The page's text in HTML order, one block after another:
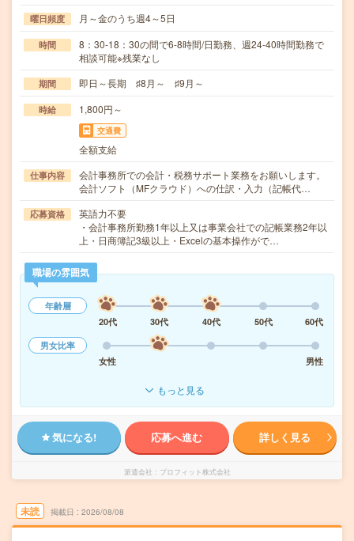
曜日頻度 月～金のうち週4～5日
時間
8：30-18：30の間で6-8時間/日勤務、週24-40時間勤務で
相談可能※残業なし
期間 即日～長期 ♯8月～ ♯9月～
時給 1,800円～
交通費
全額支給
仕事内容
会計事務所での会計・税務サポート業務をお願いします。
会計ソフト（MFクラウド）への仕訳・入力（記帳代…
応募資格
英語力不要
・会計事務所勤務1年以上又は事業会社での記帳業務2年以
上・日商簿記3級以上・Excelの基本操作がで…
職場の雰囲気
年齢層
20代
30代 40代 50代
60代
男女比率
女性
男性
もっと見る
気になる! 応募へ進む 詳しく見る
派遣会社 プロフィット株式会社
未読 掲載日 2026/08/08